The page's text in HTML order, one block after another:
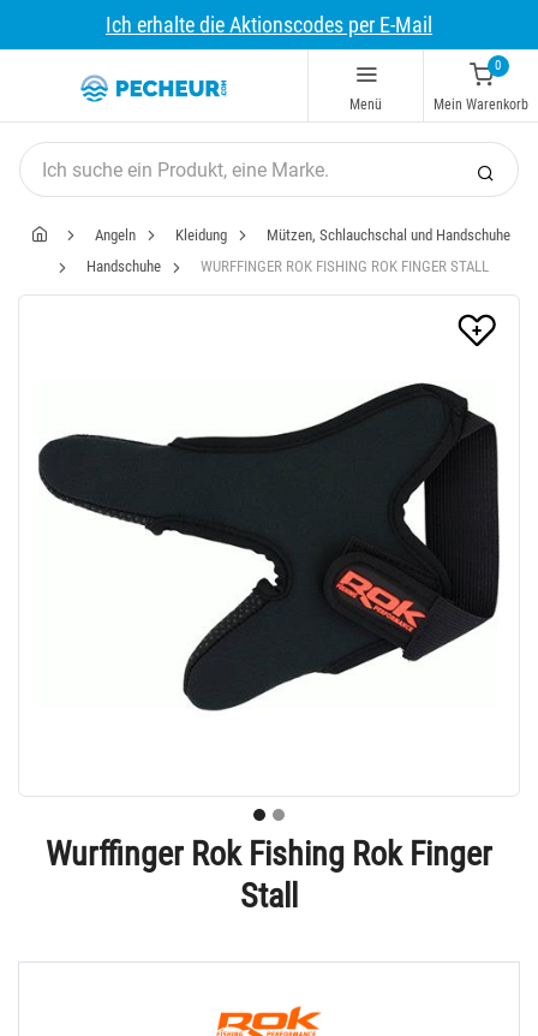
Ich erhalte die Aktionscodes per E-Mail
Menü
0
Mein Warenkorb
Angeln Kleidung
Mützen, Schlauchschal und Handschuhe
Handschuhe
WURFFINGER ROK FISHING ROK FINGER STALL
Wurffinger Rok Fishing Rok Finger
Stall